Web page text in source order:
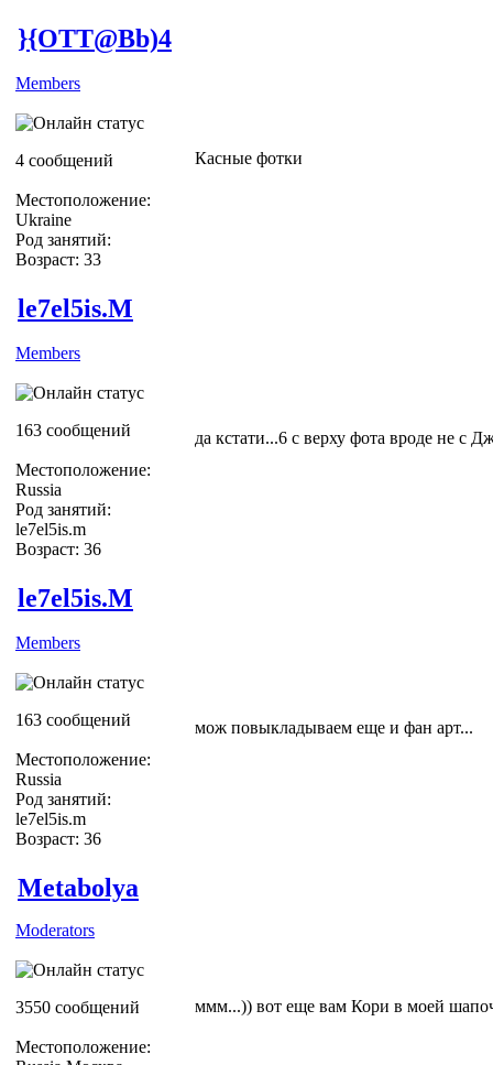
}{OTT@Bb)4
Members
4 сообщений
Местоположение:
Ukraine
Род занятий:
Возраст: 33
Касные фотки
le7el5is.M
Members
163 сообщений
Местоположение:
Russia
Род занятий:
le7el5is.m
Возраст: 36
да кстати...6 с верху фота вроде не с
le7el5is.M
Members
163 сообщений
Местоположение:
Russia
Род занятий:
le7el5is.m
Возраст: 36
мож повыкладываем еще и фан арт...
Metabolya
Moderators
3550 сообщений
Местоположение:
ммм...)) вот еще вам Кори в моей